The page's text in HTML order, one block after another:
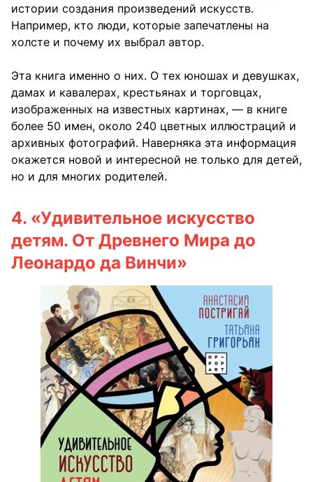
истории создания произведений искусств.
Например, кто люди, которые запечатлены на
холсте и почему их выбрал автор.
Эта книга именно о них. О тех юношах и девушках,
дамах и кавалерах, крестьянах и торговцах,
изображенных на известных картинах, — в книге
более 50 имен, около 240 цветных иллюстраций и
архивных фотографий. Наверняка эта информация
окажется новой и интересной не только для детей,
но и для многих родителей.
4. «Удивительное искусство
детям. От Древнего Мира до
Леонардо да Винчи»